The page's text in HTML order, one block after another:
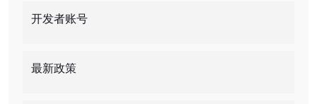
开发者账号
最新政策